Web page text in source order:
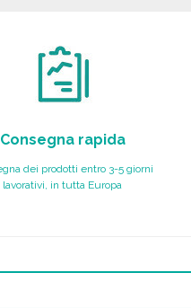
Consegna rapida
dei prodotti entro 3-5 giorni
lavorativi, in tutta Europa